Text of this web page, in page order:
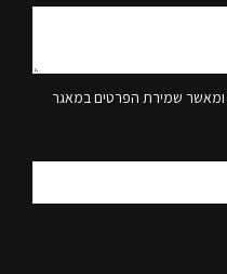
ומאשר שמירת הפרטים במאגר